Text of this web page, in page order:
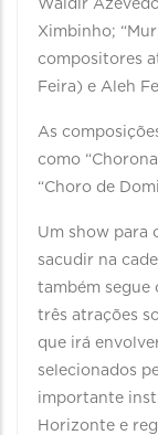
Waldir
Ximbinho;
compositores
Feira) e Aleh
As
como
“Choro de
Um show para
sacudir na
também segue
três atrações
que irá
selecionados
importante
Horizonte e